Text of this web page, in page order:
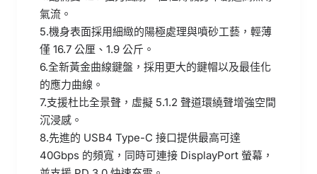
氣流。
5.機身表面採用細緻的陽極處理與噴砂工藝，輕薄
僅 16.7 公厘、1.9 公斤。
6.全新黃金曲線鍵盤，採用更大的鍵帽以及最佳化
的應力曲線。
7.支援杜比全景聲，虛擬 5.1.2 聲道環繞聲增強空間
沉浸感。
8.先進的 USB4 Type-C 接口提供最高可達
40Gbps 的頻寬，同時可連接 DisplayPort 螢幕，